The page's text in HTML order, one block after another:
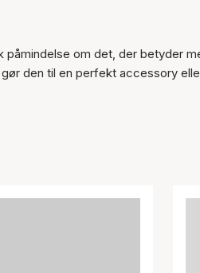
om det, der betyder
den til en perfekt accessory